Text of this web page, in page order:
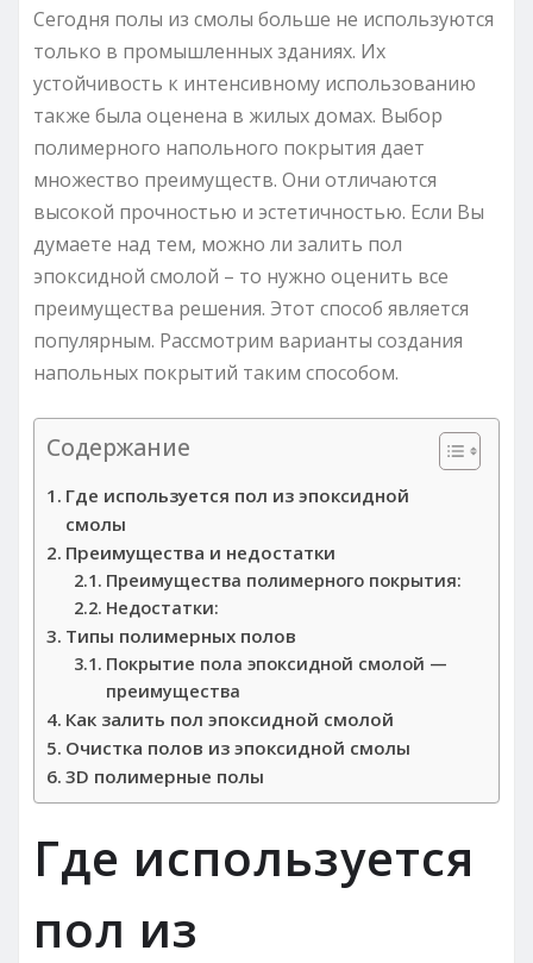
Сегодня полы из смолы больше не используются
только в промышленных зданиях. Их
устойчивость к интенсивному использованию
также была оценена в жилых домах. Выбор
полимерного напольного покрытия дает
множество преимуществ. Они отличаются
высокой прочностью и эстетичностью. Если Вы
думаете над тем, можно ли залить пол
эпоксидной смолой – то нужно оценить все
преимущества решения. Этот способ является
популярным. Рассмотрим варианты создания
напольных покрытий таким способом.
Содержание
Где используется пол из эпоксидной
смолы
Преимущества и недостатки
Преимущества полимерного покрытия:
Недостатки:
Типы полимерных полов
Покрытие пола эпоксидной смолой —
преимущества
Как залить пол эпоксидной смолой
Очистка полов из эпоксидной смолы
3D полимерные полы
Где используется
пол из